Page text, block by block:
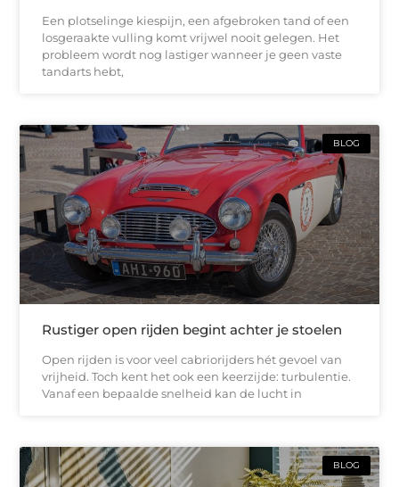
Een plotselinge kiespijn, een afgebroken tand of een
losgeraakte vulling komt vrijwel nooit gelegen. Het
probleem wordt nog lastiger wanneer je geen vaste
tandarts hebt,
BLOG
Rustiger open rijden begint achter je stoelen
Open rijden is voor veel cabriorijders hét gevoel van
vrijheid. Toch kent het ook een keerzijde: turbulentie.
Vanaf een bepaalde snelheid kan de lucht in
BLOG